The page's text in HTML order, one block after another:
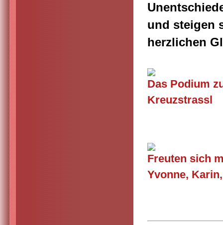
und steigen
herzlichen
Das Podium
Kreuzstrassl
Freuten sich
Yvonne,